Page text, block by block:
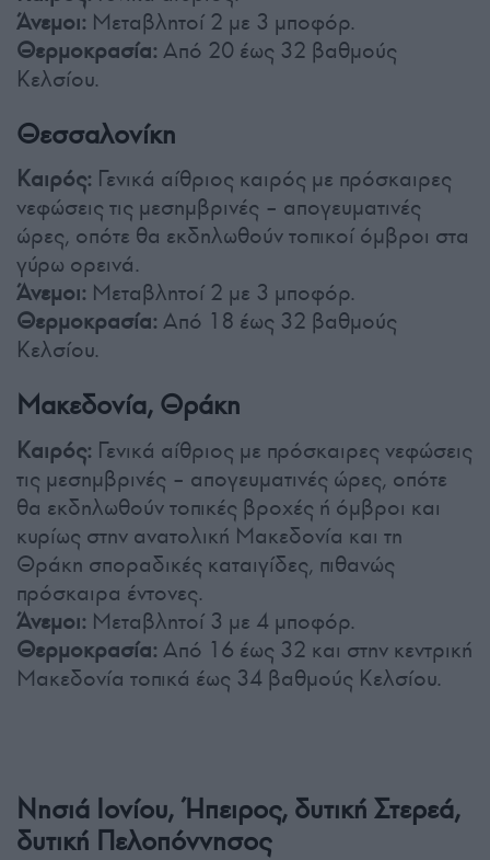
Άνεμοι: Μεταβλητοί 2 με 3 μποφόρ.
Θερμοκρασία: Από 20 έως 32 βαθμούς
Κελσίου.
Θεσσαλονίκη
Καιρός: Γενικά αίθριος καιρός με πρόσκαιρες
νεφώσεις τις μεσημβρινές – απογευματινές
ώρες, οπότε θα εκδηλωθούν τοπικοί όμβροι στα
γύρω ορεινά.
Άνεμοι: Μεταβλητοί 2 με 3 μποφόρ.
Θερμοκρασία: Από 18 έως 32 βαθμούς
Κελσίου.
Μακεδονία, Θράκη
Καιρός: Γενικά αίθριος με πρόσκαιρες νεφώσεις
τις μεσημβρινές – απογευματινές ώρες, οπότε
θα εκδηλωθούν τοπικές βροχές ή όμβροι και
κυρίως στην ανατολική Μακεδονία και τη
Θράκη σποραδικές καταιγίδες, πιθανώς
πρόσκαιρα έντονες.
Άνεμοι: Μεταβλητοί 3 με 4 μποφόρ.
Θερμοκρασία: Από 16 έως 32 και στην κεντρική
Μακεδονία τοπικά έως 34 βαθμούς Κελσίου.
Νησιά Ιονίου, Ήπειρος, δυτική Στερεά,
δυτική Πελοπόννησος